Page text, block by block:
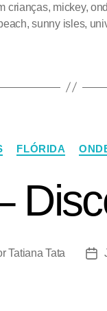
crianças, mickey,
,sunny isles,
FLÓRIDA
Tatiana Tata